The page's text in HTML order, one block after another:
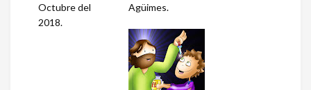
Octubre del
2018.
Agüimes.